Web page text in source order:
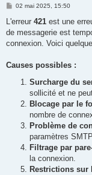
M
s
a
g
02 mai 2025, 15:50
L'erreur 421 est une
de messagerie est
connexion. Voici
Causes possibles :
Surcharge du
sollicité et ne
Blocage par le
nombre de
Problème de
paramètres
Filtrage par
la connexion.
Restrictions sur